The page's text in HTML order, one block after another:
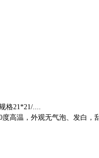
格21*21/....
度高温，外观无气泡、发白，